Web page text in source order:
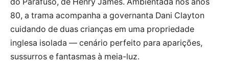
80, a trama acompanha a governanta Dani Clayton
cuidando de duas crianças em uma propriedade
inglesa isolada — cenário perfeito para aparições,
sussurros e fantasmas à meia-luz.